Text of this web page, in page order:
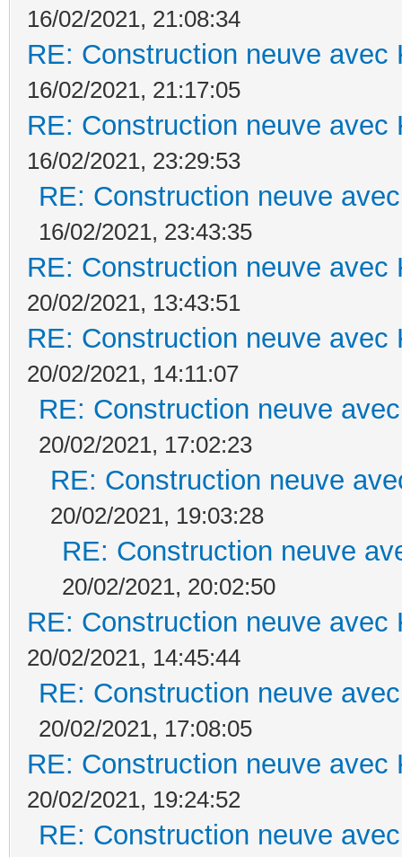
16/02/2021, 21:08:34
RE: Construction neuve avec
16/02/2021, 21:17:05
RE: Construction neuve avec
16/02/2021, 23:29:53
RE: Construction neuve
16/02/2021, 23:43:35
RE: Construction neuve avec
20/02/2021, 13:43:51
RE: Construction neuve avec
20/02/2021, 14:11:07
RE: Construction neuve
20/02/2021, 17:02:23
RE: Construction neuve
20/02/2021, 19:03:28
RE: Construction neuve
20/02/2021, 20:02:50
RE: Construction neuve avec
20/02/2021, 14:45:44
RE: Construction neuve
20/02/2021, 17:08:05
RE: Construction neuve avec
20/02/2021, 19:24:52
RE: Construction neuve